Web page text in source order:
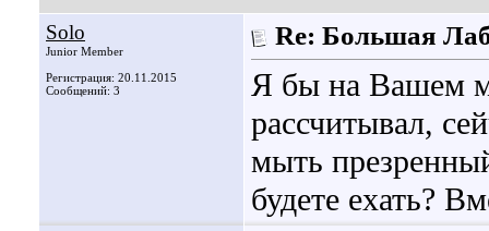
Solo
Junior Member
Регистрация: 20.11.2015
Сообщений: 3
Re: Большая
Я бы на Вашем
рассчитывал,
мыть
будете ехать?